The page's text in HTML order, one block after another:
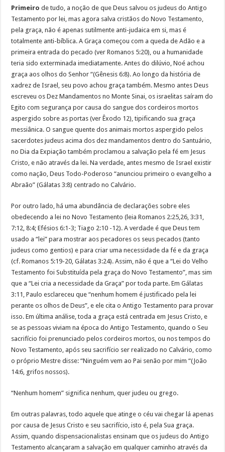
Primeiro de tudo, a noção de que Deus salvou os judeus do Antigo
Testamento por lei, mas agora salva cristãos do Novo Testamento,
pela graça, não é apenas sutilmente anti-judaica em si, mas é
totalmente anti-bíblica. A Graça começou com a queda de Adão e a
primeira entrada do pecado (ver Romanos 5:20), ou a humanidade
teria sido exterminada imediatamente. Antes do dilúvio, Noé achou
graça aos olhos do Senhor “(Gênesis 6:8). Ao longo da história de
xadrez de Israel, seu povo achou graça também. Mesmo antes Deus
escreveu os Dez Mandamentos no Monte Sinai, os israelitas saíram do
Egito com segurança por causa do sangue dos cordeiros mortos
aspergido sobre as portas (ver Êxodo 12), tipificando sua graça
messiânica. O sangue quente dos animais mortos aspergido pelos
sacerdotes judeus acima dos dez mandamentos dentro do Santuário,
no Dia da Expiação também proclamou a salvação pela fé em Jesus
Cristo, e não através da lei. Na verdade, antes mesmo de Israel existir
como nação, Deus Todo-Poderoso “anunciou primeiro o evangelho a
Abraão” (Gálatas 3:8) centrado no Calvário.
Por outro lado, há uma abundância de declarações sobre eles
obedecendo a lei no Novo Testamento (leia Romanos 2:25,26, 3:31,
7:12, 8:4; Efésios 6:1-3; Tiago 2:10 -12). A verdade é que Deus tem
usado a “lei” para mostrar aos pecadores os seus pecados (tanto
judeus como gentios) e para criar uma necessidade da fé e da graça
(cf. Romanos 5:19-20, Gálatas 3:24). Assim, não é que a “Lei do Velho
Testamento foi Substituída pela graça do Novo Testamento”, mas sim
que a “Lei cria a necessidade da Graça” por toda parte. Em Gálatas
3:11, Paulo esclareceu que “nenhum homem é justificado pela lei
perante os olhos de Deus”, e ele cita o Antigo Testamento para provar
isso. Em última análise, toda a graça está centrada em Jesus Cristo, e
se as pessoas viviam na época do Antigo Testamento, quando o Seu
sacrifício foi prenunciado pelos cordeiros mortos, ou nos tempos do
Novo Testamento, após seu sacrifício ser realizado no Calvário, como
o próprio Mestre disse: “Ninguém vem ao Pai senão por mim “(João
14:6, grifos nossos).
“Nenhum homem” significa nenhum, quer judeu ou grego.
Em outras palavras, todo aquele que atinge o céu vai chegar lá apenas
por causa de Jesus Cristo e seu sacrifício, isto é, pela Sua graça.
Assim, quando dispensacionalistas ensinam que os judeus do Antigo
Testamento alcançaram a salvação em qualquer caminho através da